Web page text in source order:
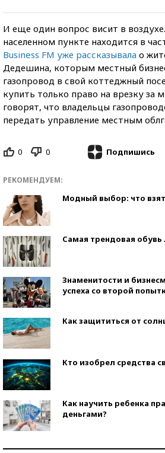
И еще один вопрос висит в
населенном пункте находится в
Business FM уже рассказывала о
Дедешина, которым местный
газопровод в свой коттеджный
купить только право на врезку за
говорят, что владельцы
передать управление местным
0 0 Подпишись
РЕКОМЕНДУЕМ:
Модный выбор: что
Самая трендовая обувь
Знаменитости и
успеха со второй
Как защититься от
Кто изобрел средства
Как научить ребенка
деньгами?